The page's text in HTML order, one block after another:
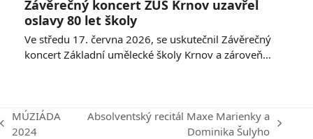
Závěrečný koncert ZUŠ Krnov uzavřel
oslavy 80 let školy
Ve středu 17. června 2026, se uskutečnil Závěrečný
koncert Základní umělecké školy Krnov a zároveň…
previous
MÚZIÁDA
2024
Absolventský recitál Maxe Marienky a
Dominika Šulyho